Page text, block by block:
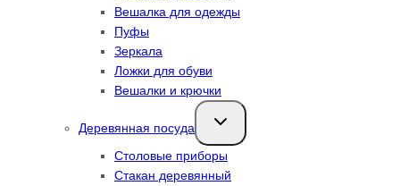
Вешалка для одежды
Пуфы
Зеркала
Ложки для обуви
Вешалки и крючки
Деревянная посуда
Переключить
дочернее
Столовые приборы
Стакан деревянный